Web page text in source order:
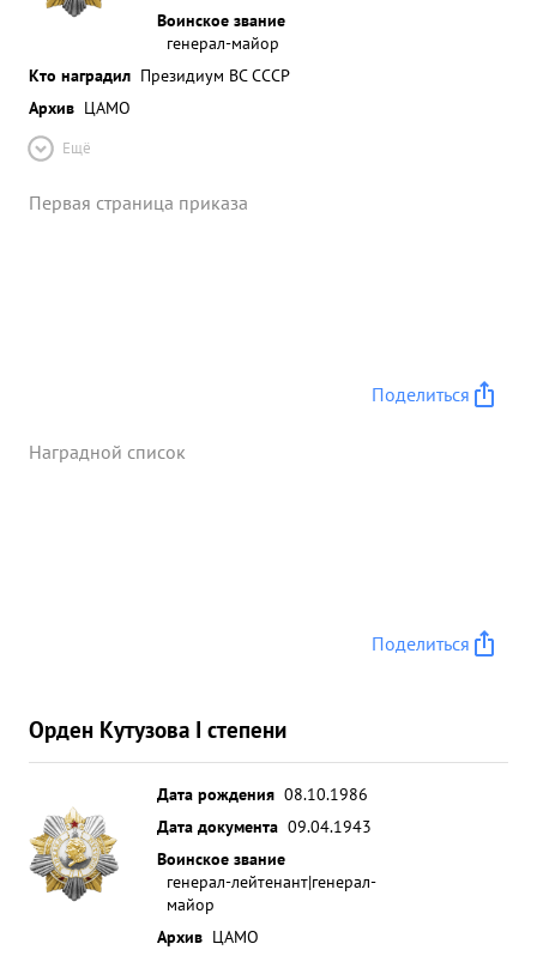
Воинское звание
генерал-майор
Кто наградил Президиум ВС СССР
Архив ЦАМО
Ещё
Первая страница приказа
Поделиться
Наградной список
Поделиться
Орден Кутузова I степени
Дата рождения 08.10.1986
Дата документа 09.04.1943
Воинское звание
генерал-лейтенант|генерал-
майор
Архив ЦАМО